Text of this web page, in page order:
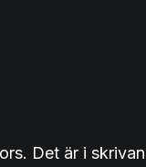
Det är i